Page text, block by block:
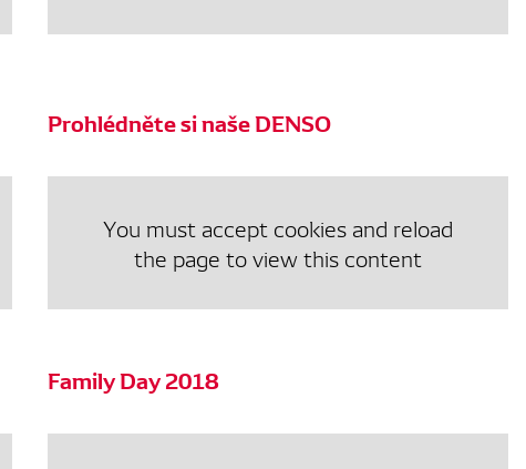
Prohlédněte si naše DENSO
You must accept cookies and reload
the page to view this content
Family Day 2018